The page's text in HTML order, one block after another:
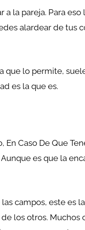
la pareja. Para eso
alardear de tus
que lo permite,
es la que es.
Caso De Que
es que la
campos, este es
los otros. Muchos